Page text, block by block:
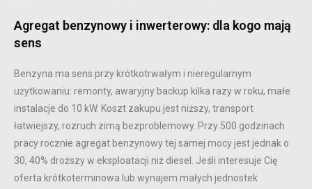
Agregat benzynowy i inwerterowy: dla kogo mają
sens
Benzyna ma sens przy krótkotrwałym i nieregularnym
użytkowaniu: remonty, awaryjny backup kilka razy w roku, małe
instalacje do 10 kW. Koszt zakupu jest niższy, transport
łatwiejszy, rozruch zimą bezproblemowy. Przy 500 godzinach
pracy rocznie agregat benzynowy tej samej mocy jest jednak o
30, 40% droższy w eksploatacji niż diesel. Jeśli interesuje Cię
oferta krótkoterminowa lub wynajem małych jednostek